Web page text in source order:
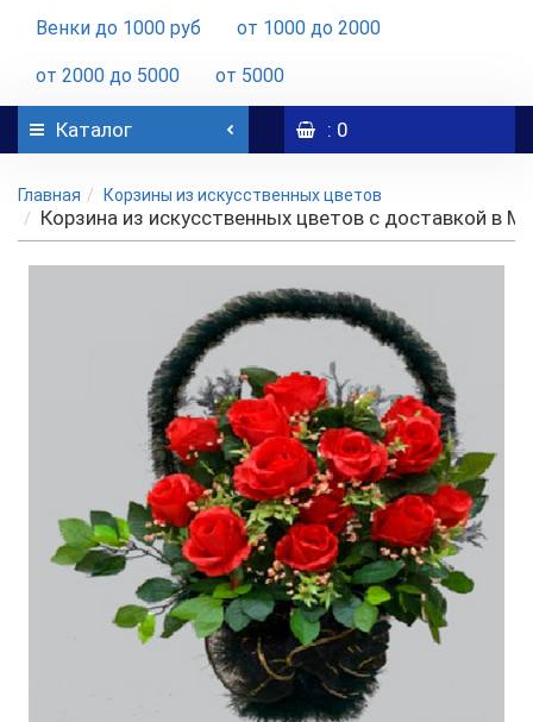
Венки до 1000 руб от 1000 до 2000
от 2000 до 5000 от 5000
Каталог : 0
Главная Корзины из искусственных цветов
Корзина из искусственных цветов с доставкой в